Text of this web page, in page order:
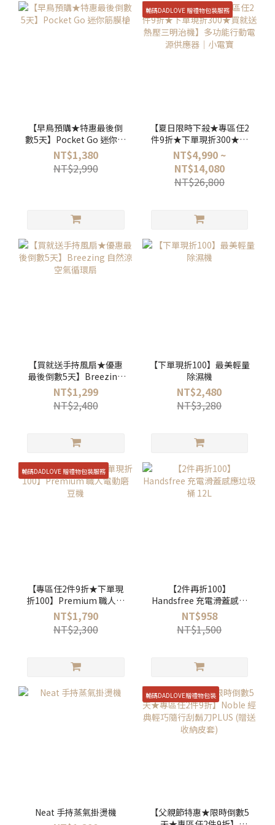
【早鳥預購★特惠最後倒
數5天】Pocket Go 迷你筋
膜槍
NT$1,380
NT$2,990
輸碼DADLOVE 贈禮物包裝服務
【夏日限時下殺★專區任2
件9折★下單現折300★買
就送熱壓三明治機】多功
能行動電源供應器│小電
寶
NT$4,990 ~
NT$14,080
NT$26,800
【買就送手持風扇★優惠
最後倒數5天】Breezing
自然涼空氣循環扇
NT$1,299
NT$2,480
【下單現折100】最美輕量
除濕機
NT$2,480
NT$3,280
輸碼DADLOVE 贈禮物包裝服務
【專區任2件9折★下單現
折100】Premium 職人電
動磨豆機
NT$1,790
NT$2,300
【2件再折100】
Handsfree 充電滑蓋感應
垃圾桶 12L
NT$958
NT$1,500
Neat 手持蒸氣掛燙機
輸碼DADLOVE贈禮物包裝
【父親節特惠★限時倒數5